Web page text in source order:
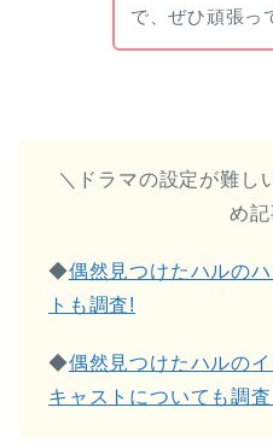
で、ぜひ頑張っ
＼ドラマの設定が難し
め記
◆偶然見つけたハルの
トも調査!
◆偶然見つけたハルの
キャストについても調査